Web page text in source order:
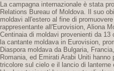
La campagna internazionale è stata
Relations Bureau of Moldova. Il suo
moldavi all'estero al fine di
rappresentante all'Eurovision, Aliona
Centinaia di moldavi provenienti da
la cantante moldava in Eurovision,
Diaspora moldava da Bulgaria,
Romania, ed Emirati Arabi Uniti
tricolore sul cielo e il lancio di